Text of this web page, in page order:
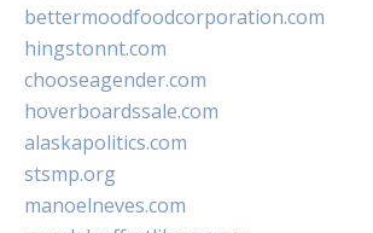
bettermoodfoodcorporation.com
hingstonnt.com
chooseagender.com
hoverboardssale.com
alaskapolitics.com
stsmp.org
manoelneves.com